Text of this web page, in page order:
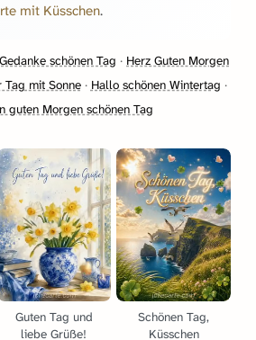
mit Küsschen.
schönen Tag · Herz Guten Morgen
Tag mit Sonne· Hallo schönen Wintertag ·
guten Morgen schönen Tag
Guten Tag und
liebe Grüße!
Schönen Tag,
Küsschen